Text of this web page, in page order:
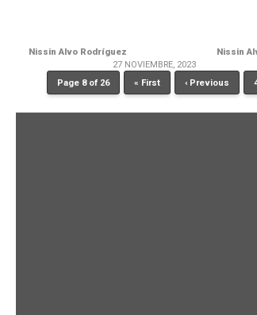
Nissin Alvo Rodríguez
27 NOVIEMBRE, 2023
Nissin
Page 8 of 26
« First ‹ Previous